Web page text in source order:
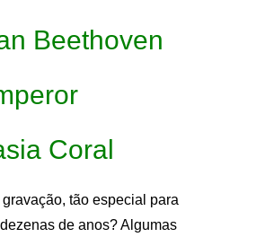
Beethoven
Coral
tão especial para
de anos? Algumas